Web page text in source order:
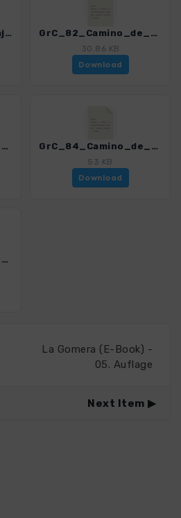
GrC_81_Ruta_del_Tajinaste_4459_12.gpx GrC_82_Camino_de_Santiago_I_Maspalomas-Arteara_4459_12.gpx
30.86 KB
Download
GrC_83_Camino_de_Santiago_II_Arteara-San_Bartolome_4459_12.gpx GrC_84_Camino_de_Santiago_III_San_Bartolome-Cruz_de_Tejeda_4459_12.gpx
53 KB
Download
GrC_85_Camino_de_Santiago_IV_Cruz_de_Tejeda-Galdar_4459_12.gpx
La Gomera (E-Book) -
05. Auflage
Next Item